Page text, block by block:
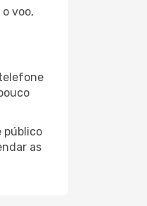
voo,
público
as